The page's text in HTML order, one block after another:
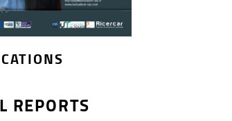
REPORTS